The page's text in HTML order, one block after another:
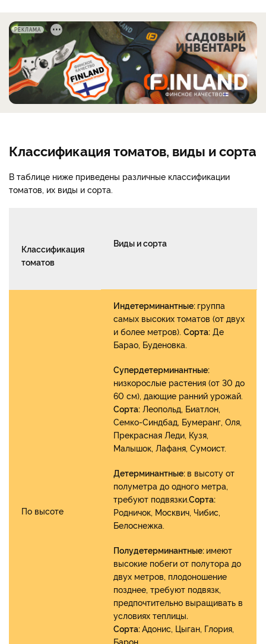
РЕКЛАМА
Классификация томатов, виды и сорта
В таблице ниже приведены различные классификации
томатов, их виды и сорта.
Классификация
томатов
Виды и сорта
По высоте
Индетерминантные: группа
самых высоких томатов (от двух
и более метров). Сорта: Де
Барао, Буденовка.
Супердетерминантные:
низкорослые растения (от 30 до
60 см), дающие ранний урожай.
Сорта: Леопольд, Биатлон,
Семко-Синдбад, Бумеранг, Оля,
Прекрасная Леди, Кузя,
Малышок, Лафаня, Сумоист.
Детерминантные: в высоту от
полуметра до одного метра,
требуют подвязки.Сорта:
Родничок, Москвич, Чибис,
Белоснежка.
Полудетерминантные: имеют
высокие побеги от полутора до
двух метров, плодоношение
позднее, требуют подвязк,
предпочтительно выращивать в
условиях теплицы.
Сорта:Адонис, Цыган, Глория,
Барон.